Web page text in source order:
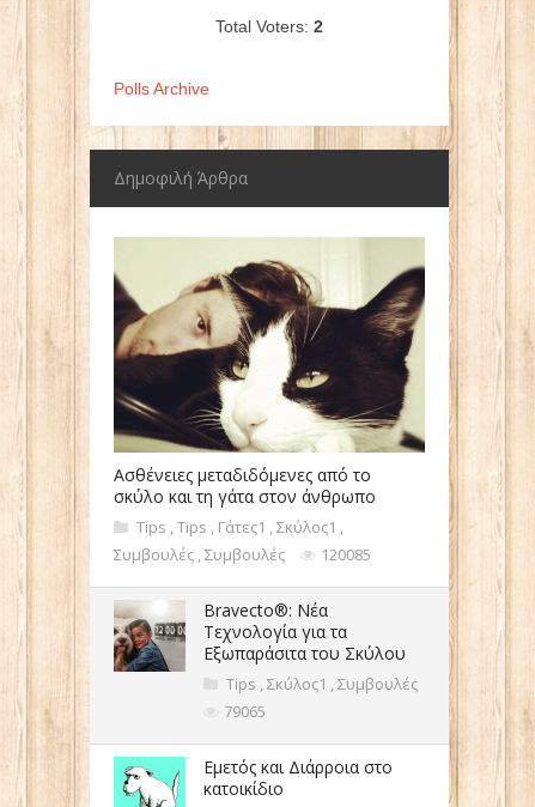
Total Voters: 2
Polls Archive
Δημοφιλή Άρθρα
Ασθένειες μεταδιδόμενες από το
σκύλο και τη γάτα στον άνθρωπο
Tips ,Tips , Γάτες1 ,Σκύλος1 ,
Συμβουλές ,Συμβουλές 120085
Bravecto®: Νέα
Τεχνολογία για τα
Εξωπαράσιτα του Σκύλου
Tips ,Σκύλος1 ,Συμβουλές
79065
Εμετός και Διάρροια στο
κατοικίδιο